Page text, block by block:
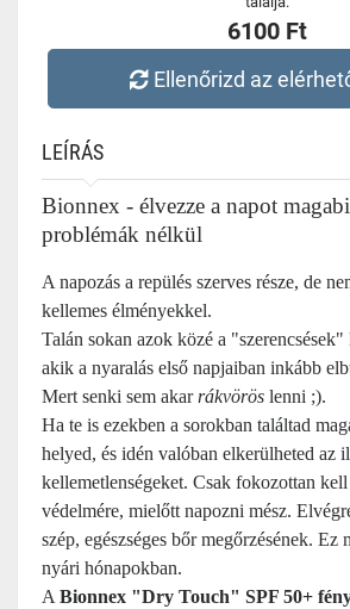
6100 Ft
Ellenőrizd az
LEÍRÁS
Bionnex - élvezze a napot
problémák nélkül
A napozás a repülés szerves része, de
kellemes élményekkel.
Talán sokan azok közé a
akik a nyaralás első napjaiban inkább
Mert senki sem akar rákvörös lenni ;).
Ha te is ezekben a sorokban találtad
helyed, és idén valóban elkerülheted az
kellemetlenségeket. Csak fokozottan
védelmére, mielőtt napozni mész.
szép, egészséges bőr megőrzésének. Ez
nyári hónapokban.
A Bionnex "Dry Touch" SPF 50+